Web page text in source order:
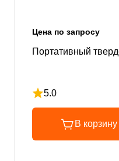
Цена по запросу
Портативный
5.0
Рейтинг 5 из 5
В корзину